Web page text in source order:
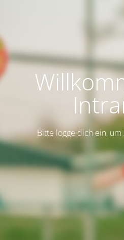
Bitte logge dich ein,